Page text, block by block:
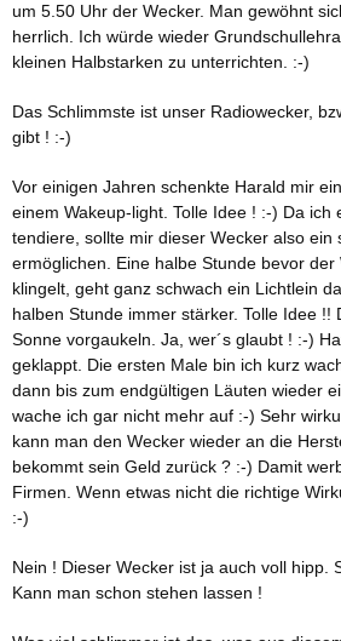
um 5.50 Uhr der Wecker. Man gewöhnt
herrlich. Ich würde wieder
kleinen Halbstarken zu unterrichten. :-)
Das Schlimmste ist unser Radiowecker,
gibt ! :-)
Vor einigen Jahren schenkte Harald mir
einem Wakeup-light. Tolle Idee ! :-) Da ich
tendiere, sollte mir dieser Wecker also ein
ermöglichen. Eine halbe Stunde bevor der
klingelt, geht ganz schwach ein Lichtlein
halben Stunde immer stärker. Tolle Idee !!
Sonne vorgaukeln. Ja, wer´s glaubt ! :-)
geklappt. Die ersten Male bin ich kurz
dann bis zum endgültigen Läuten wieder
wache ich gar nicht mehr auf :-) Sehr
kann man den Wecker wieder an die
bekommt sein Geld zurück ? :-) Damit
Firmen. Wenn etwas nicht die richtige
:-)
Nein ! Dieser Wecker ist ja auch voll hipp.
Kann man schon stehen lassen !